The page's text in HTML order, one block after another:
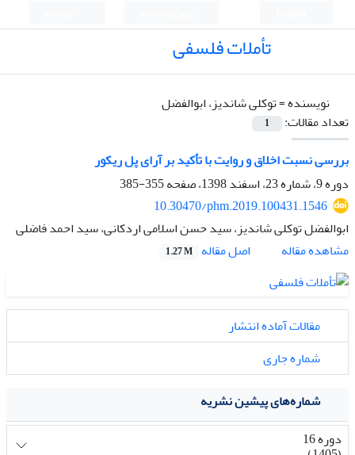
تأملات فلسفی
نویسنده =توکلی شاندیز، ابوالفضل
تعداد مقالات:
1
بررسی نسبت اخلاق و روایت با تأکید بر آرای پل ریکور
دوره 9، شماره 23، اسفند 1398، صفحه
355-385
10.30470/phm.2019.100431.1546
ابوالفضل توکلی شاندیز، سید حسن اسلامی اردکانی، سید احمد فاضلی
مشاهده مقاله
اصل مقاله 1.27 M
مقالات آماده انتشار
شماره جاری
شماره‌های پیشین نشریه
دوره 16